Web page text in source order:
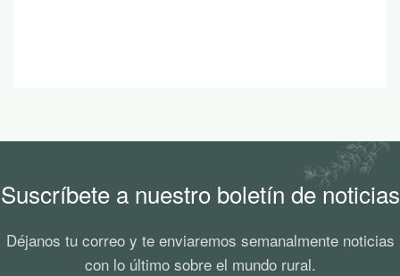
Suscríbete a nuestro boletín de noticias
Déjanos tu correo y te enviaremos semanalmente noticias
con lo último sobre el mundo rural.